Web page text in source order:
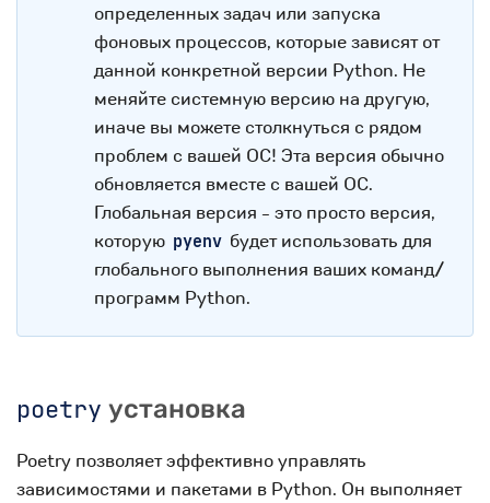
определенных задач или запуска
фоновых процессов, которые зависят от
данной конкретной версии Python. Не
меняйте системную версию на другую,
иначе вы можете столкнуться с рядом
проблем с вашей ОС! Эта версия обычно
обновляется вместе с вашей ОС.
Глобальная версия - это просто версия,
которую pyenv будет использовать для
глобального выполнения ваших команд/
программ Python.
poetry установка
Poetry позволяет эффективно управлять
зависимостями и пакетами в Python. Он выполняет